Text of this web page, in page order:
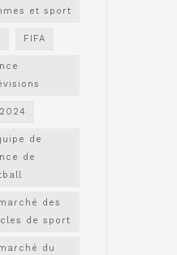
et sport
FIFA
de
de
des
de sport
du